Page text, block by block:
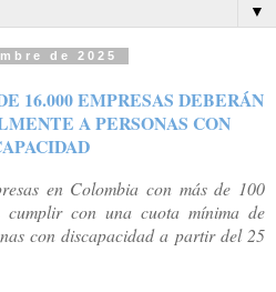
▼
de 2025
16.000 EMPRESAS DEBERÁN
A PERSONAS CON
en Colombia con más de 100
cumplir con una cuota mínima de
con discapacidad a partir del 25